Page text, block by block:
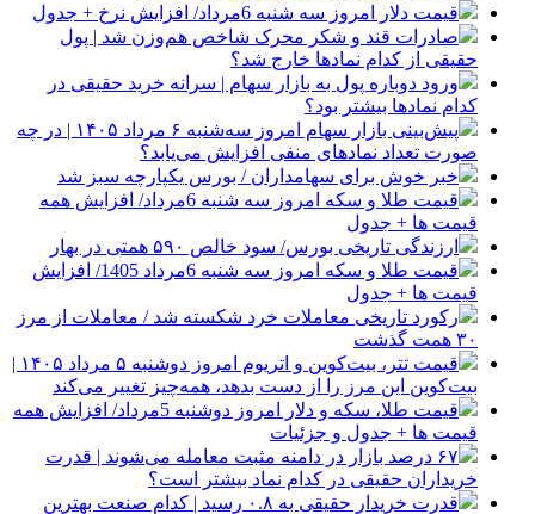
قیمت دلار امروز سه شنبه 6مرداد/ افزایش نرخ + جدول
صادرات قند و شکر محرک شاخص هم‌وزن شد | پول
حقیقی از کدام نماد‌ها خارج شد؟
ورود دوباره پول به بازار سهام | سرانه خرید حقیقی در
کدام نماد‌ها بیشتر بود؟
پیش‌بینی بازار سهام امروز سه‌شنبه ۶ مرداد ۱۴۰۵ | در چه
صورت تعداد نماد‌های منفی افزایش می‌یابد؟
خبر خوش برای سهامداران / بورس یکپارچه سبز شد
قیمت طلا و سکه امروز سه شنبه 6مرداد/ افزایش همه
قیمت ها + جدول
ارزندگی تاریخی بورس/ سود خالص ۵۹۰ همتی در بهار
قیمت طلا و سکه امروز سه شنبه 6مرداد 1405/ افزایش
قیمت ها + جدول
رکورد تاریخی معاملات خرد شکسته شد / معاملات از مرز
۳۰ همت گذشت
قیمت تتر، بیت‌کوین و اتریوم امروز دوشنبه ۵ مرداد ۱۴۰۵ |
بیت‌کوین این مرز را از دست بدهد، همه‌چیز تغییر می‌کند
قیمت طلا، سکه و دلار امروز دوشنبه 5مرداد/ افزایش همه
قیمت ها + جدول و جزئیات
۶۷ درصد بازار در دامنه مثبت معامله می‌شوند | قدرت
خریداران حقیقی در کدام نماد بیشتر است؟
قدرت خریدار حقیقی به ۰.۸ رسید | کدام صنعت بهترین